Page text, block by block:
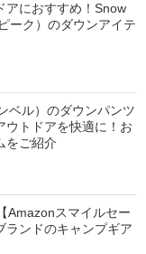
アにおすすめ！Snow
ーク）のダウンアイテ
ベル）のダウンパンツ
ウトドアを快適に！お
をご紹介
Amazonスマイルセー
ランドのキャンプギア